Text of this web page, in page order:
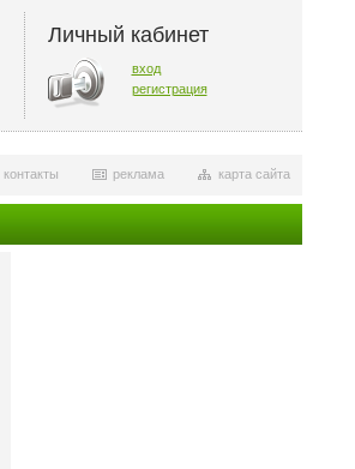
Личный кабинет
вход
регистрация
карта сайта
реклама
контакты